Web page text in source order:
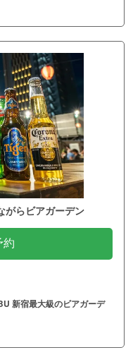
がらビアガーデン
約
新宿最大級のビアガーデ